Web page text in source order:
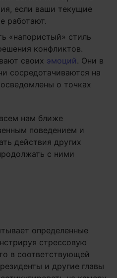
если ваши текущие
работают.
«напористый» стиль
конфликтов.
своих эмоций. Они в
сосредотачиваются на
о точках
нам ближе
поведением и
действия других
с ними
определенные
стрессовую
в соответствующей
и другие главы